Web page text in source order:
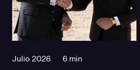
Julio 2026 6 min